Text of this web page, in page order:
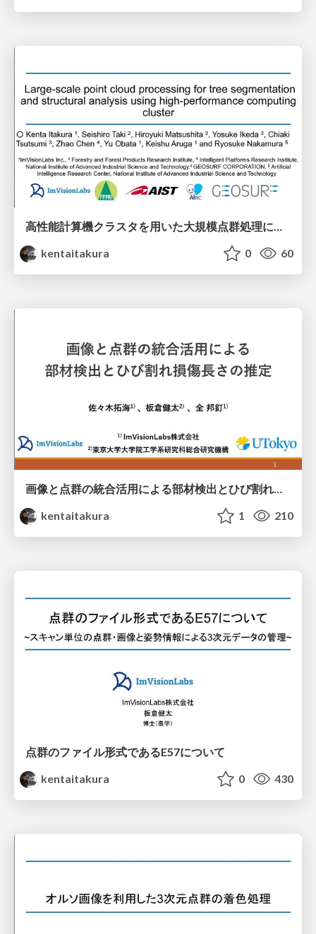
高性能計算機クラスタを用いた大規模点群処理による森林の単木抽出と構造解析
kentaitakura
0 60
画像と点群の統合活用による部材検出とひび割れ損傷長さの推定
kentaitakura
1 210
点群のファイル形式であるE57について
kentaitakura
0 430